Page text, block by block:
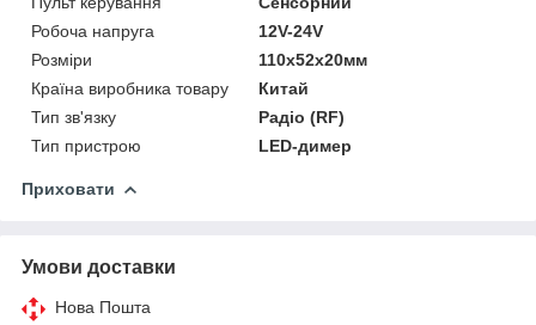
Робоча напруга
12V-24V
Розміри
110x52x20мм
Країна виробника товару
Китай
Тип зв'язку
Радіо (RF)
Тип пристрою
LED-димер
Приховати
Умови доставки
Нова Пошта